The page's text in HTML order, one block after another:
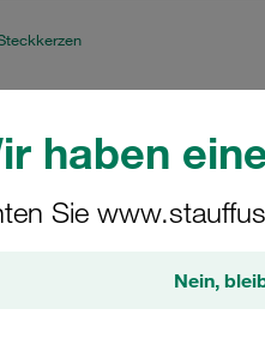
haben
Sie
Nein,